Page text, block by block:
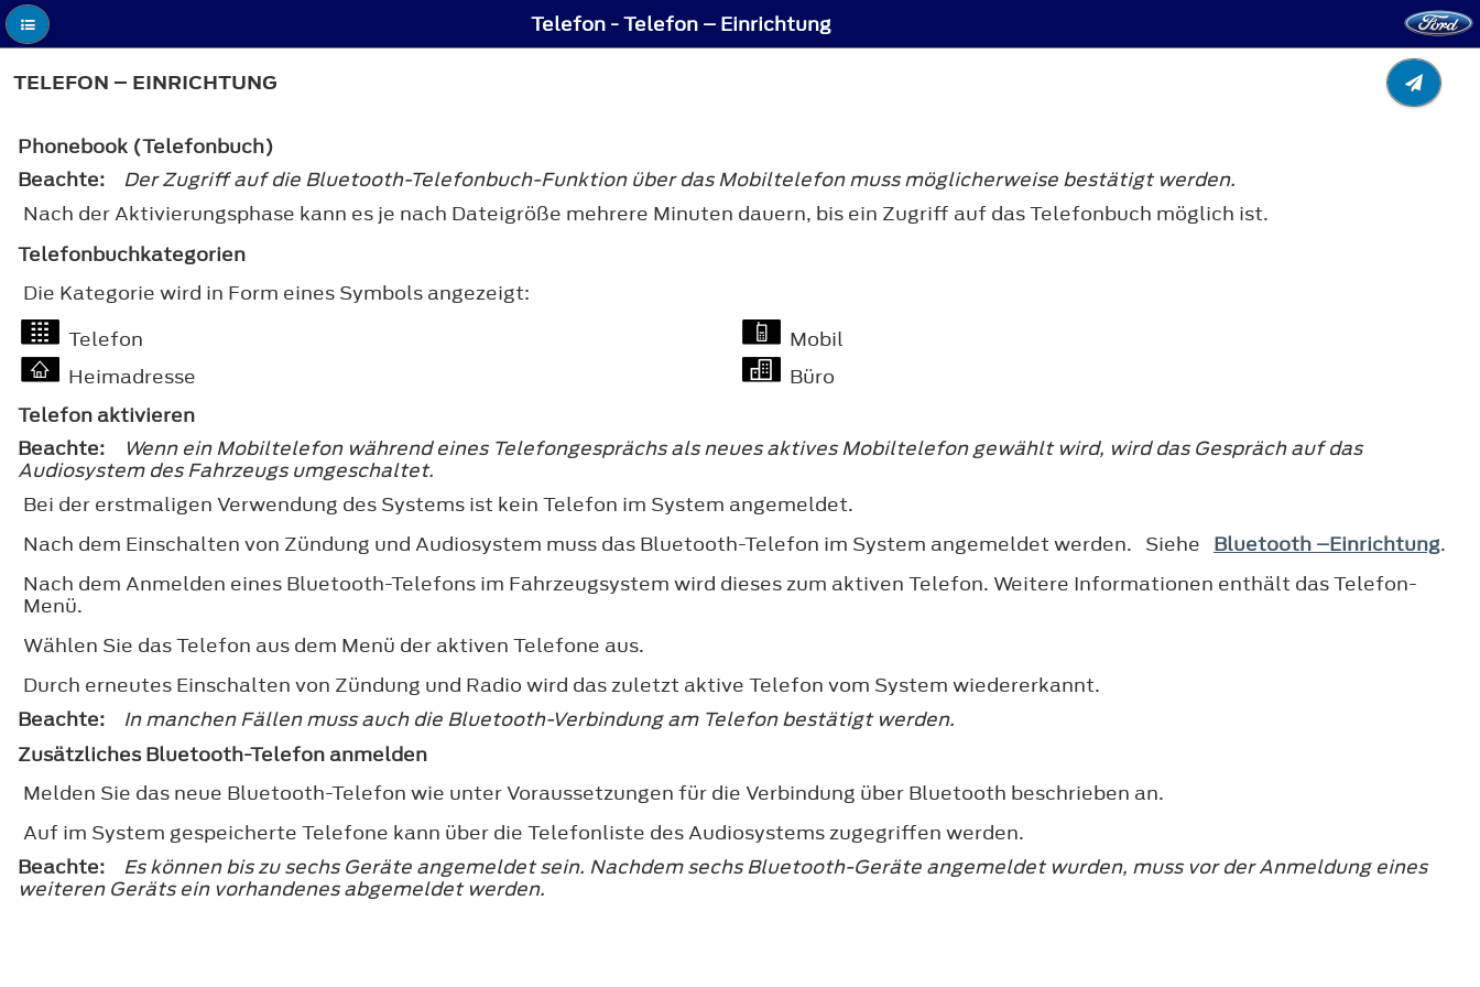
Telefon - Telefon – Einrichtung
TELEFON – EINRICHTUNG
Phonebook (Telefonbuch)
Beachte:
Der Zugriff auf die Bluetooth-Telefonbuch-Funktion über das Mobiltelefon muss möglicherweise bestätigt werden.
Nach der Aktivierungsphase kann es je nach Dateigröße mehrere Minuten dauern, bis ein Zugriff auf das Telefonbuch möglich ist.
Telefonbuchkategorien
Die Kategorie wird in Form eines Symbols angezeigt:
Telefon
Mobil
Heimadresse
Büro
Telefon aktivieren
Beachte:
Wenn ein Mobiltelefon während eines Telefongesprächs als neues aktives Mobiltelefon gewählt wird, wird das Gespräch auf das
Audiosystem des Fahrzeugs umgeschaltet.
Bei der erstmaligen Verwendung des Systems ist kein Telefon im System angemeldet.
Nach dem Einschalten von Zündung und Audiosystem muss das Bluetooth-Telefon im System angemeldet werden. Siehe Bluetooth –Einrichtung.
Nach dem Anmelden eines Bluetooth-Telefons im Fahrzeugsystem wird dieses zum aktiven Telefon. Weitere Informationen enthält das Telefon-
Menü.
Wählen Sie das Telefon aus dem Menü der aktiven Telefone aus.
Durch erneutes Einschalten von Zündung und Radio wird das zuletzt aktive Telefon vom System wiedererkannt.
Beachte:
In manchen Fällen muss auch die Bluetooth-Verbindung am Telefon bestätigt werden.
Zusätzliches Bluetooth-Telefon anmelden
Melden Sie das neue Bluetooth-Telefon wie unter Voraussetzungen für die Verbindung über Bluetooth beschrieben an.
Auf im System gespeicherte Telefone kann über die Telefonliste des Audiosystems zugegriffen werden.
Beachte:
Es können bis zu sechs Geräte angemeldet sein. Nachdem sechs Bluetooth-Geräte angemeldet wurden, muss vor der Anmeldung eines
weiteren Geräts ein vorhandenes abgemeldet werden.